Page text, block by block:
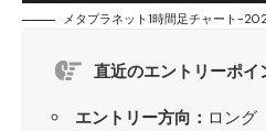
メタプラネット1時間足チャート-
直近のエントリーポイ
エントリー方向： ロング